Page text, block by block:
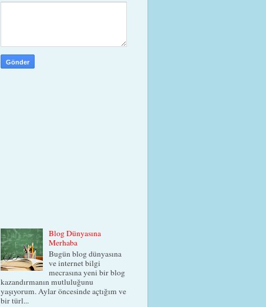
Blog Dünyasına
Merhaba
Bugün blog dünyasına
ve internet bilgi
mecrasına yeni bir blog
kazandırmanın mutluluğunu
yaşıyorum. Aylar öncesinde açtığım ve
bir türl...